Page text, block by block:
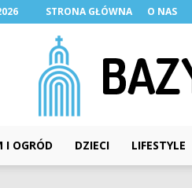
STRONA GŁÓWNA O NAS
I OGRÓD DZIECI LIFESTYLE